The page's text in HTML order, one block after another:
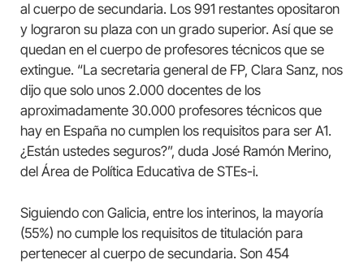
al cuerpo de secundaria. Los 991 restantes opositaron
y lograron su plaza con un grado superior. Así que se
quedan en el cuerpo de profesores técnicos que se
extingue. “La secretaria general de FP, Clara Sanz, nos
dijo que solo unos 2.000 docentes de los
aproximadamente 30.000 profesores técnicos que
hay en España no cumplen los requisitos para ser A1.
¿Están ustedes seguros?”, duda José Ramón Merino,
del Área de Política Educativa de STEs-i.
Siguiendo con Galicia, entre los interinos, la mayoría
(55%) no cumple los requisitos de titulación para
pertenecer al cuerpo de secundaria. Son 454